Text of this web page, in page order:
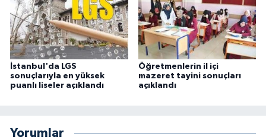
İstanbul'da LGS
sonuçlarıyla en yüksek
puanlı liseler açıklandı
Öğretmenlerin il içi
mazeret tayini sonuçları
açıklandı
Yorumlar